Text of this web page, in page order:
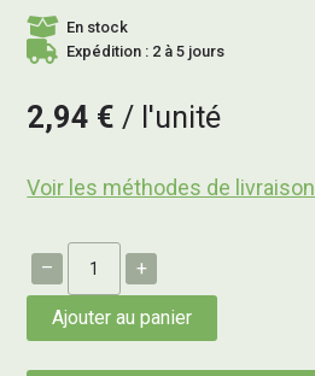
En stock
Expédition : 2 à 5 jours
2,94 € l'unité
Voir les méthodes de livraison
– +
Ajouter au panier